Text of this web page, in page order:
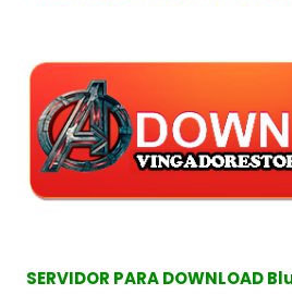
SERVIDOR PARA DOWNLOAD